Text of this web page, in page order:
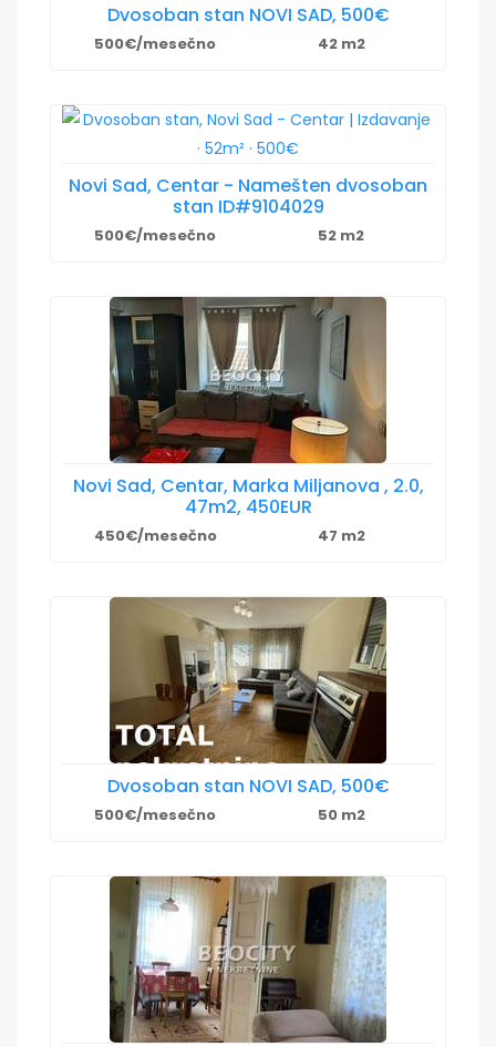
Dvosoban stan NOVI SAD, 500€
500€/mesečno 42 m2
Novi Sad, Centar - Namešten dvosoban
stan ID#9104029
500€/mesečno 52 m2
Novi Sad, Centar, Marka Miljanova , 2.0,
47m2, 450EUR
450€/mesečno 47 m2
Dvosoban stan NOVI SAD, 500€
500€/mesečno 50 m2